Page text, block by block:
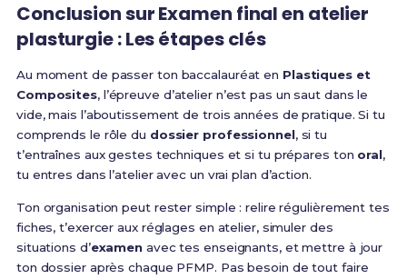
Conclusion sur Examen final en atelier
plasturgie : Les étapes clés
Au moment de passer ton baccalauréat en Plastiques et
Composites, l’épreuve d’atelier n’est pas un saut dans le
vide, mais l’aboutissement de trois années de pratique. Si tu
comprends le rôle du dossier professionnel, si tu
t’entraînes aux gestes techniques et si tu prépares ton oral,
tu entres dans l’atelier avec un vrai plan d’action.
Ton organisation peut rester simple : relire régulièrement tes
fiches, t’exercer aux réglages en atelier, simuler des
situations d’examen avec tes enseignants, et mettre à jour
ton dossier après chaque PFMP. Pas besoin de tout faire